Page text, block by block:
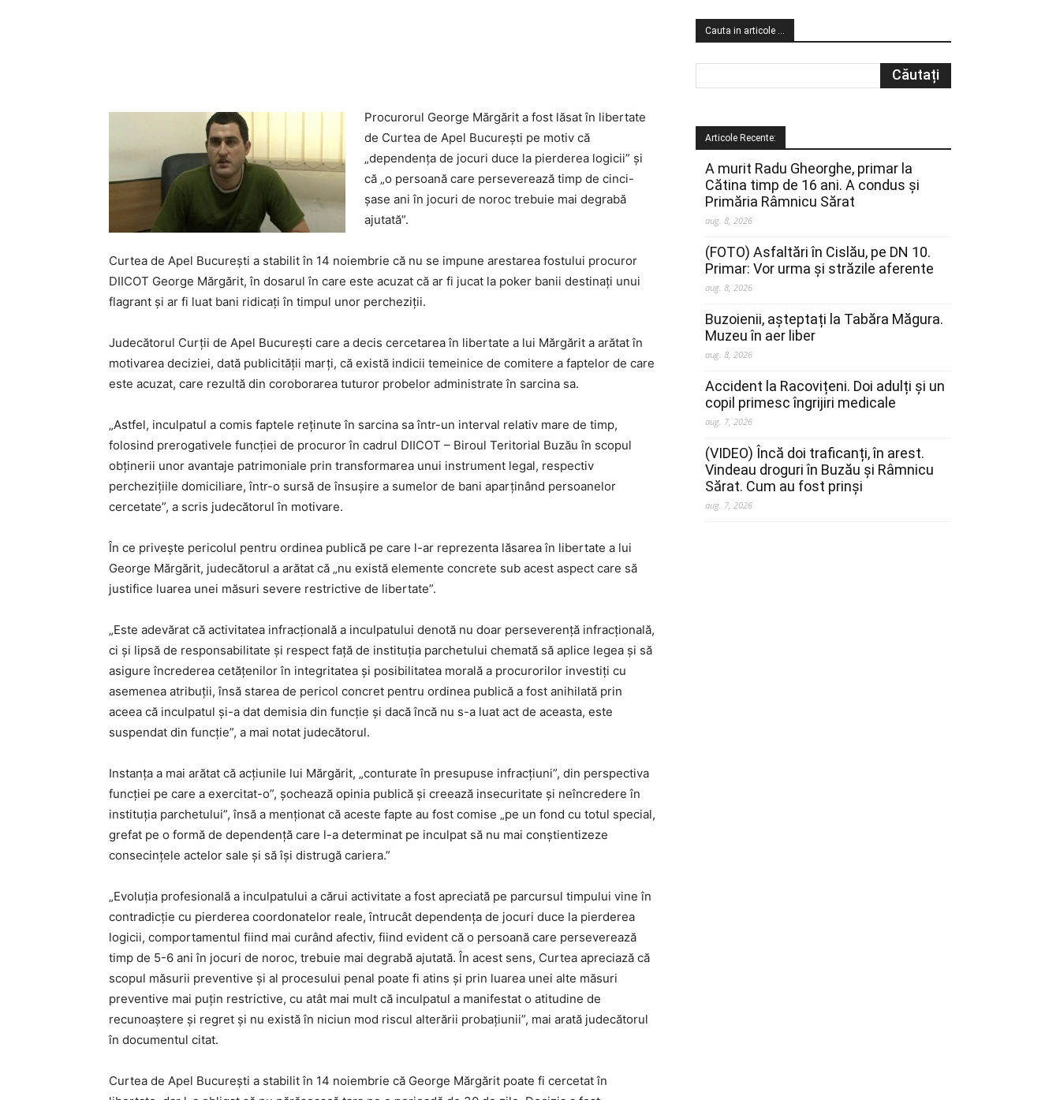
Procurorul George Mărgărit a fost lăsat în libertate
de Curtea de Apel Bucureşti pe motiv că
„dependenţa de jocuri duce la pierderea logicii” şi
că „o persoană care perseverează timp de cinci-
şase ani în jocuri de noroc trebuie mai degrabă
ajutată”.
Curtea de Apel Bucureşti a stabilit în 14 noiembrie că nu se impune arestarea fostului procuror
DIICOT George Mărgărit, în dosarul în care este acuzat că ar fi jucat la poker banii destinaţi unui
flagrant şi ar fi luat bani ridicaţi în timpul unor percheziţii.
Judecătorul Curţii de Apel Bucureşti care a decis cercetarea în libertate a lui Mărgărit a arătat în
motivarea deciziei, dată publicităţii marţi, că există indicii temeinice de comitere a faptelor de care
este acuzat, care rezultă din coroborarea tuturor probelor administrate în sarcina sa.
„Astfel, inculpatul a comis faptele reţinute în sarcina sa într-un interval relativ mare de timp,
folosind prerogativele funcţiei de procuror în cadrul DIICOT – Biroul Teritorial Buzău în scopul
obţinerii unor avantaje patrimoniale prin transformarea unui instrument legal, respectiv
percheziţiile domiciliare, într-o sursă de însuşire a sumelor de bani aparţinând persoanelor
cercetate”, a scris judecătorul în motivare.
În ce priveşte pericolul pentru ordinea publică pe care l-ar reprezenta lăsarea în libertate a lui
George Mărgărit, judecătorul a arătat că „nu există elemente concrete sub acest aspect care să
justifice luarea unei măsuri severe restrictive de libertate”.
„Este adevărat că activitatea infracţională a inculpatului denotă nu doar perseverenţă infracţională,
ci şi lipsă de responsabilitate şi respect faţă de instituţia parchetului chemată să aplice legea şi să
asigure încrederea cetăţenilor în integritatea şi posibilitatea morală a procurorilor investiţi cu
asemenea atribuţii, însă starea de pericol concret pentru ordinea publică a fost anihilată prin
aceea că inculpatul şi-a dat demisia din funcţie şi dacă încă nu s-a luat act de aceasta, este
suspendat din funcţie”, a mai notat judecătorul.
Instanţa a mai arătat că acţiunile lui Mărgărit, „conturate în presupuse infracţiuni”, din perspectiva
funcţiei pe care a exercitat-o”, şochează opinia publică şi creează insecuritate şi neîncredere în
instituţia parchetului”, însă a menţionat că aceste fapte au fost comise „pe un fond cu totul special,
grefat pe o formă de dependenţă care l-a determinat pe inculpat să nu mai conştientizeze
consecinţele actelor sale şi să îşi distrugă cariera.”
„Evoluţia profesională a inculpatului a cărui activitate a fost apreciată pe parcursul timpului vine în
contradicţie cu pierderea coordonatelor reale, întrucât dependenţa de jocuri duce la pierderea
logicii, comportamentul fiind mai curând afectiv, fiind evident că o persoană care perseverează
timp de 5-6 ani în jocuri de noroc, trebuie mai degrabă ajutată. În acest sens, Curtea apreciază că
scopul măsurii preventive şi al procesului penal poate fi atins şi prin luarea unei alte măsuri
preventive mai puţin restrictive, cu atât mai mult că inculpatul a manifestat o atitudine de
recunoaştere şi regret şi nu există în niciun mod riscul alterării probaţiunii”, mai arată judecătorul
în documentul citat.
Curtea de Apel Bucureşti a stabilit în 14 noiembrie că George Mărgărit poate fi cercetat în
Cauta in articole …
Articole Recente:
A murit Radu Gheorghe, primar la
Cătina timp de 16 ani. A condus și
Primăria Râmnicu Sărat
aug. 8, 2026
(FOTO) Asfaltări în Cislău, pe DN 10.
Primar: Vor urma și străzile aferente
aug. 8, 2026
Buzoienii, așteptați la Tabăra Măgura.
Muzeu în aer liber
aug. 8, 2026
Accident la Racovițeni. Doi adulți și un
copil primesc îngrijiri medicale
aug. 7, 2026
(VIDEO) Încă doi traficanți, în arest.
Vindeau droguri în Buzău și Râmnicu
Sărat. Cum au fost prinși
aug. 7, 2026